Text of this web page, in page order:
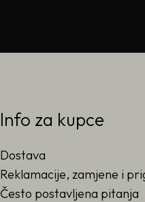
Info za kupce
Dostava
Reklamacije, zamjene i
Često postavljena pitanja